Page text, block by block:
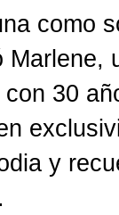
como
Marlene,
con 30
y